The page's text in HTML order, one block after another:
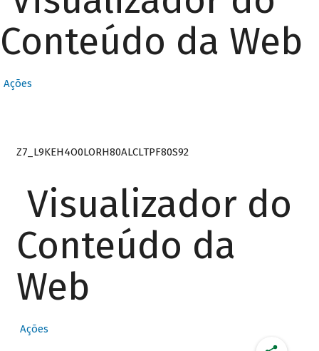
Conteúdo da Web
Ações
Z7_L9KEH4O0LORH80ALCLTPF80S92
Visualizador do
Conteúdo da
Web
Ações